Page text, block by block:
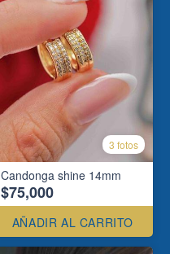
3 fotos
Candonga shine 14mm
$75,000
AÑADIR AL CARRITO